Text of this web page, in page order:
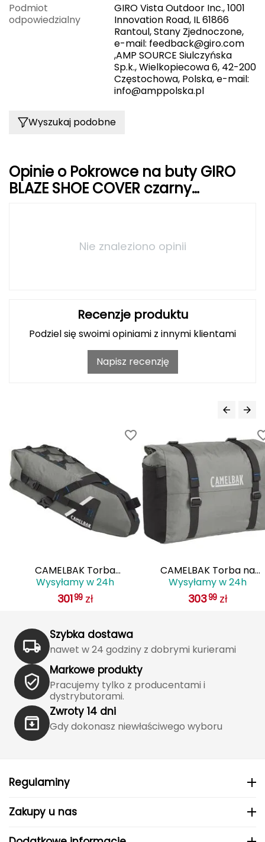
Gilmonte
Gregory
Gumbies
Hanwag
I
IGLOO
INNY
Jetboil
Julbo
K
KILLTEC
Kari Traa
Karpos
Podmiot
odpowiedzialny
GIRO Vista Outdoor Inc., 1001
Innovation Road, IL 61866
Rantoul, Stany Zjednoczone,
e-mail: feedback@giro.com
,AMP SOURCE Siulczyńska
Sp.k., Wielkopiecowa 6, 42-200
Częstochowa, Polska, e-mail:
info@amppolska.pl
Wyszukaj podobne
Opinie o Pokrowce na buty GIRO
BLAZE SHOE COVER czarny
Nie znaleziono opinii
Recenzje produktu
Podziel się swoimi opiniami z innymi klientami
Napisz recenzję
CAMELBAK Torba
podsiodłowa MULE 9 Saddle
Pack
Wysyłamy w 24h
30199 zł
CAMELBAK Torba na
kierownicę Mule 12
Handlebar Pack
Wysyłamy w 24h
30399 zł
Szybka dostawa
nawet w 24 godziny z dobrymi kurierami
Markowe produkty
Pracujemy tylko z producentami i
dystrybutorami.
Zwroty 14 dni
Gdy dokonasz niewłaściwego wyboru
Regulaminy
Zakupy u nas